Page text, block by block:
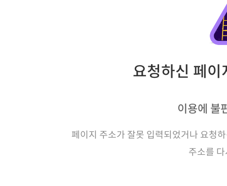
요청하신 페
이용에 불
페이지 주소가 잘못 입력되었거나 요청
주소를